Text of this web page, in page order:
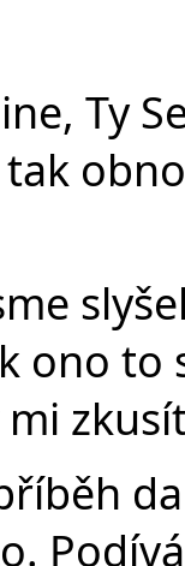
Ty
ono to
mi